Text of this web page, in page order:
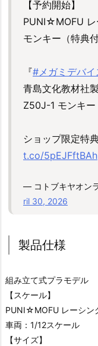
【予約開始】
PUNI☆MOFU
モンキー（特典付
『#メガミデバイ
青島文化教材社
Z50J-1 モンキー
ショップ限定特
t.co/5pEJFftBAh
— コトブキヤオン
ril 30, 2026
製品仕様
組み立て式プラモデル
【スケール】
PUNI☆MOFU レーシン
車両：1/12スケール
【サイズ】